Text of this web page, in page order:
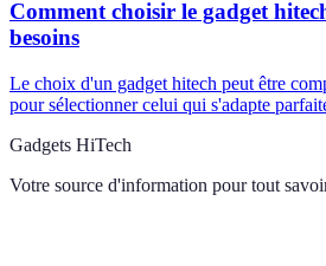
Comment choisir le gadget
besoins
Le choix d'un gadget hitech peut être
pour sélectionner celui qui s'adapte
Gadgets HiTech
Votre source d'information pour tout